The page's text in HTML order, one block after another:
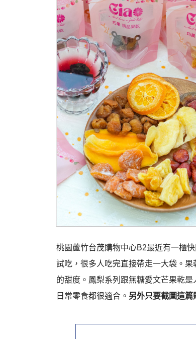
桃園蘆竹台茂購物中心B2最近有一櫃快
試吃，很多人吃完直接帶走一大袋。
的甜度。鳳梨系列跟無糖愛文芒果乾
日常零食都很適合。 另外只要截圖這篇